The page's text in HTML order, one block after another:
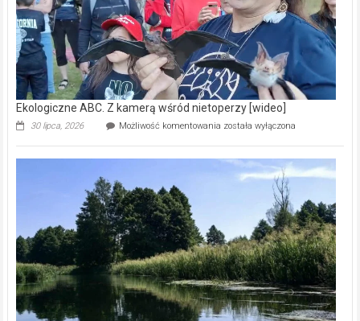
Ekologiczne ABC. Z kamerą wśród nietoperzy [wideo]
30 lipca, 2026 Możliwość komentowania Ekologiczne
kamerą
wśród
została wyłączona